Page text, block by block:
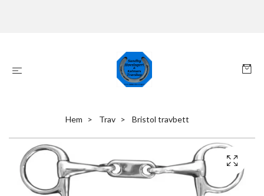
Hem Trav Bristol travbett